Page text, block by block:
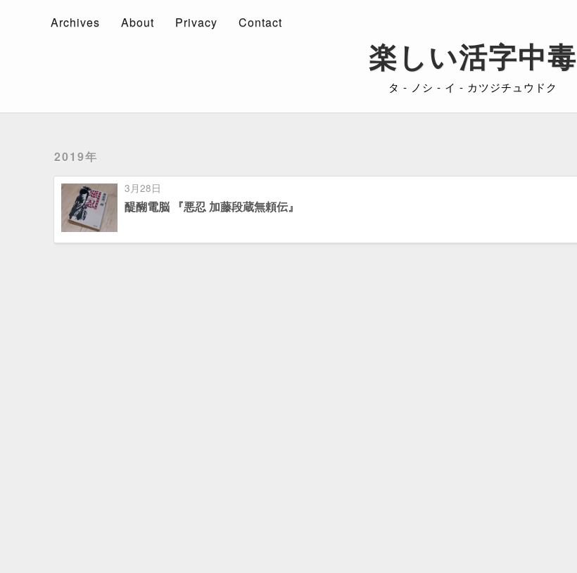
楽しい活字中毒
タ - ノシ - イ - カツジチュウドク
Archives About Privacy Contact
2019年
3月28日
醍醐電脳 『悪忍 加藤段蔵無頼伝』